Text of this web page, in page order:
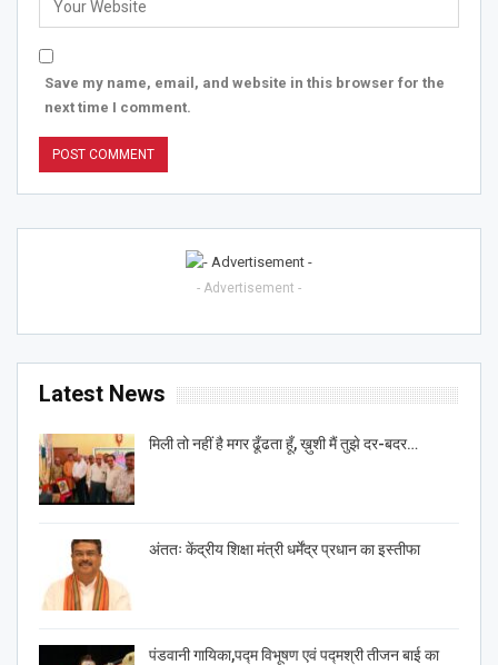
Save my name, email, and website in this browser for the
next time I comment.
- Advertisement -
Latest News
मिली तो नहीं है मगर ढूँढता हूँ, ख़ुशी मैं तुझे दर-बदर…
अंततः केंद्रीय शिक्षा मंत्री धर्मेंद्र प्रधान का इस्तीफा
पंडवानी गायिका,पद्म विभूषण एवं पद्मश्री तीजन बाई का